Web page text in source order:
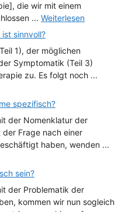
die wir mit einem
... Weiterlesen
ist sinnvoll?
1), der möglichen
Symptomatik (Teil 3)
zu. Es folgt noch ...
spezifisch?
der Nomenklatur der
der Frage nach einer
haben, wenden ...
sein?
der Problematik der
kommen wir nun sogleich